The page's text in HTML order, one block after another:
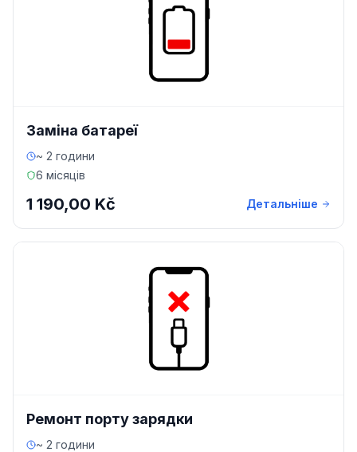
Заміна батареї
~ 2 години
6 місяців
1 190,00 Kč Детальніше
Ремонт порту зарядки
~ 2 години